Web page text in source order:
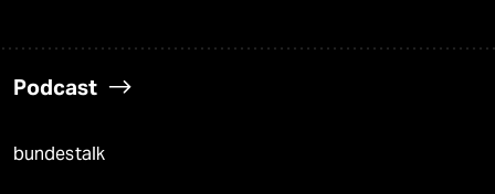
Podcast
bundestalk